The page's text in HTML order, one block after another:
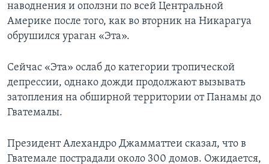
наводнения и оползни по всей Центральной
Америке после того, как во вторник на Никарагуа
обрушился ураган «Эта».
Сейчас «Эта» ослаб до категории тропической
депрессии, однако дожди продолжают вызывать
затопления на обширной территории от Панамы до
Гватемалы.
Президент Алехандро Джамматтеи сказал, что в
Гватемале пострадали около 300 домов. Ожидается,